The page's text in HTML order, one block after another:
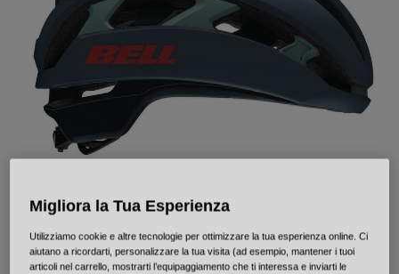
Adventure
Mostra tutto
Città e Commuting
BMX
Ricambi
Mostra tutto
XR Spherical Flare
Migliora la Tua Esperienza
Utilizziamo cookie e altre tecnologie per ottimizzare la tua esperienza online. Ci
aiutano a ricordarti, personalizzare la tua visita (ad esempio, mantener i tuoi
articoli nel carrello, mostrarti l’equipaggiamento che ti interessa e inviarti le